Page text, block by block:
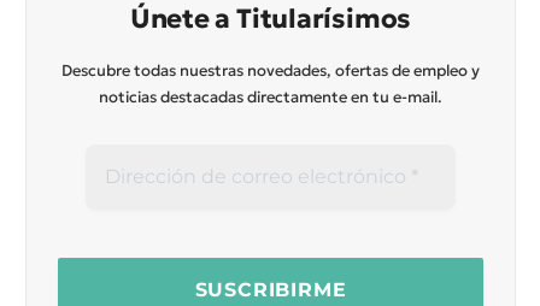
Únete a Titularísimos
Descubre todas nuestras novedades, ofertas de empleo y
noticias destacadas directamente en tu e-mail.